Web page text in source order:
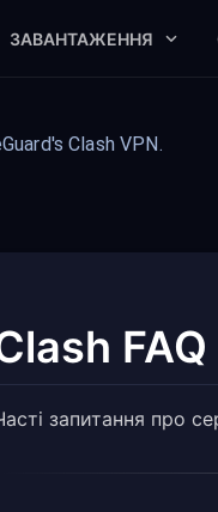
ЗАВАНТАЖЕННЯ
Clash VPN.
FAQ
запитання про